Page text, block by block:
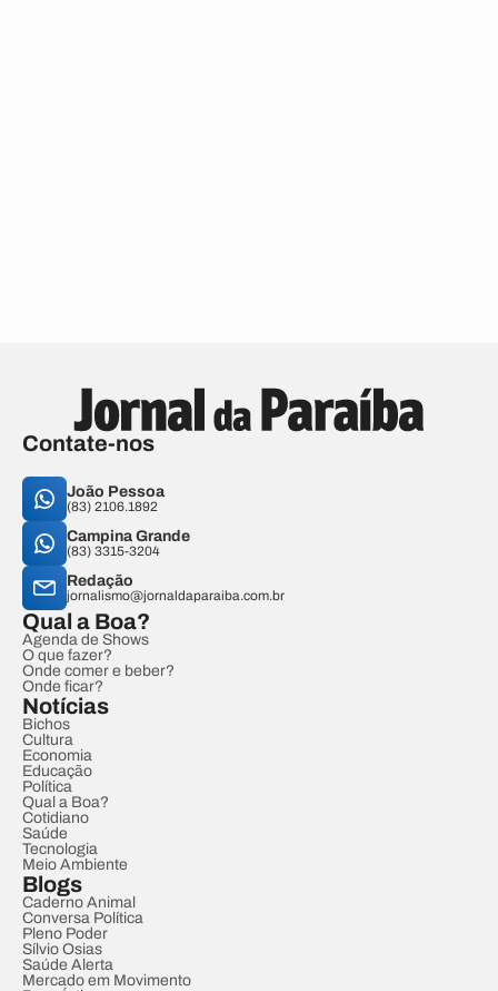
Contate-nos
João Pessoa
(83) 2106.1892
Campina Grande
(83) 3315-3204
Redação
jornalismo@jornaldaparaiba.com.br
Qual a Boa?
Agenda de Shows
O que fazer?
Onde comer e beber?
Onde ficar?
Notícias
Bichos
Cultura
Economia
Educação
Política
Qual a Boa?
Cotidiano
Saúde
Tecnologia
Meio Ambiente
Blogs
Caderno Animal
Conversa Política
Pleno Poder
Sílvio Osias
Saúde Alerta
Mercado em Movimento